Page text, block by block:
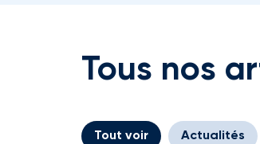
Tous nos
Tout voir Actualités